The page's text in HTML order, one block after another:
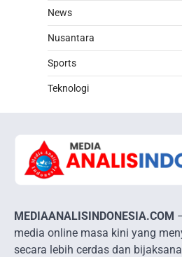
News
Nusantara
Sports
Teknologi
MEDIAANALISINDONESIA.COM
media online masa kini yang
secara lebih cerdas dan